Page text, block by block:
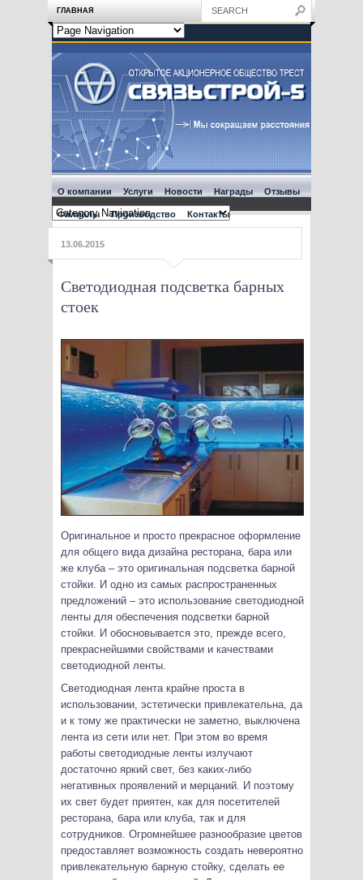
ГЛАВНАЯ
О компании Услуги Новости Награды Отзывы
Филиалы Производство Контакты
13.06.2015
Светодиодная подсветка барных
стоек
Оригинальное и просто прекрасное оформление
для общего вида дизайна ресторана, бара или
же клуба – это оригинальная подсветка барной
стойки. И одно из самых распространенных
предложений – это использование светодиодной
ленты для обеспечения подсветки барной
стойки. И обосновывается это, прежде всего,
прекраснейшими свойствами и качествами
светодиодной ленты.
Светодиодная лента крайне проста в
использовании, эстетически привлекательна, да
и к тому же практически не заметно, выключена
лента из сети или нет. При этом во время
работы светодиодные ленты излучают
достаточно яркий свет, без каких-либо
негативных проявлений и мерцаний. И поэтому
их свет будет приятен, как для посетителей
ресторана, бара или клуба, так и для
сотрудников. Огромнейшее разнообразие цветов
предоставляет возможность создать невероятно
привлекательную барную стойку, сделать ее